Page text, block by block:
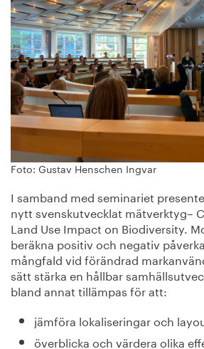
Foto: Gustav Henschen Ingvar
I samband med seminariet
nytt svenskutvecklat mätverktyg–
Land Use Impact on Biodiversity.
beräkna positiv och negativ
mångfald vid förändrad
sätt stärka en hållbar
bland annat tillämpas för att:
jämföra lokaliseringar och
överblicka och värdera olika